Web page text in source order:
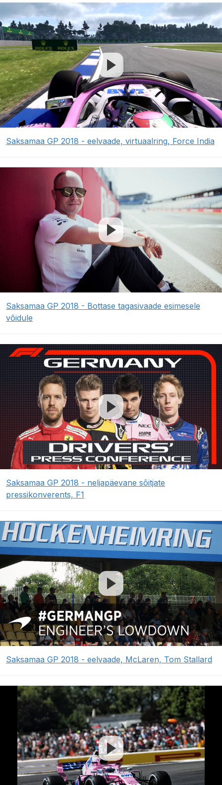
Saksamaa GP 2018 - eelvaade, virtuaalring, Force India
Saksamaa GP 2018 - Bottase tagasivaade esimesele
võidule
Saksamaa GP 2018 - neljapäevane sõitjate
pressikonverents, F1
Saksamaa GP 2018 - eelvaade, McLaren, Tom Stallard